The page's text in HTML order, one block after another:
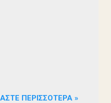
ΠΕΡΙΣΣΌΤΕΡΑ »